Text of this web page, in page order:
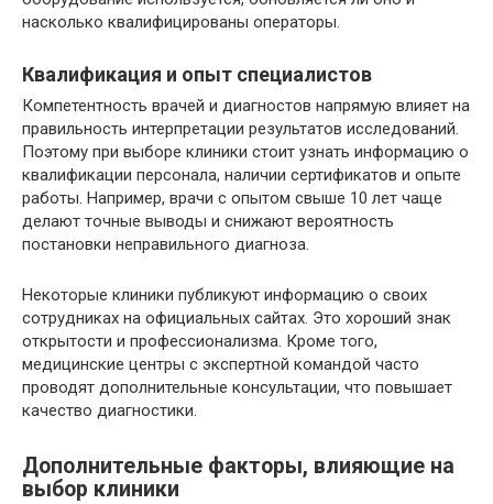
насколько квалифицированы операторы.
Квалификация и опыт специалистов
Компетентность врачей и диагностов напрямую влияет на
правильность интерпретации результатов исследований.
Поэтому при выборе клиники стоит узнать информацию о
квалификации персонала, наличии сертификатов и опыте
работы. Например, врачи с опытом свыше 10 лет чаще
делают точные выводы и снижают вероятность
постановки неправильного диагноза.
Некоторые клиники публикуют информацию о своих
сотрудниках на официальных сайтах. Это хороший знак
открытости и профессионализма. Кроме того,
медицинские центры с экспертной командой часто
проводят дополнительные консультации, что повышает
качество диагностики.
Дополнительные факторы, влияющие на
выбор клиники